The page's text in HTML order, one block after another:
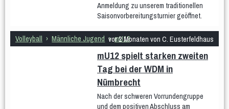
- Eltern & Kind Montag - Eltern & Kind Dienstag
- Eltern & Kind Mittwoch Krabbelgruppe
KiGa-Kids Montag 3 bis 6 Jahre
Kiga-Kids Dienstag 4 bis 6 Jahre
Kiga-Kids Mittwoch 3 bis 4 Jahre
Anmeldung zu unserem traditionellen
Saisonvorbereitungsturnier geöffnet.
Volleyball › Männliche Jugend › mU12
vor 2 Monaten von C. Eusterfeldhaus
mU12 spielt starken zweiten
Tag bei der WDM in
Nümbrecht
Nach der schweren Vorrundengruppe
und dem positiven Abschluss am